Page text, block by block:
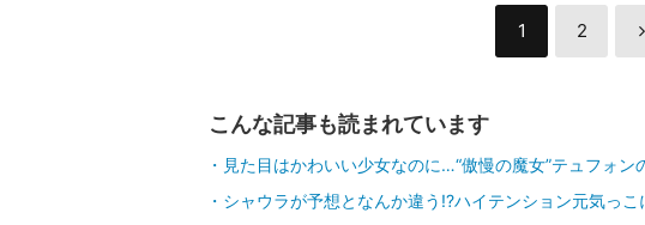
1 2
こんな記事も読まれています
見た目はかわいい少女なのに…“傲慢の魔女”テュフォ
シャウラが予想となんか違う!?ハイテンション元気っ